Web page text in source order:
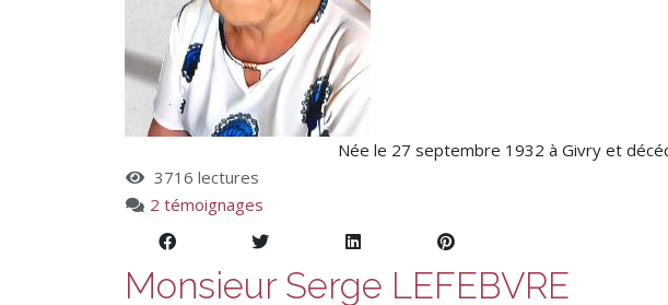
Née le 27 septembre 1932 à Givry et
3716 lectures
2 témoignages
Monsieur Serge LEFEBVRE